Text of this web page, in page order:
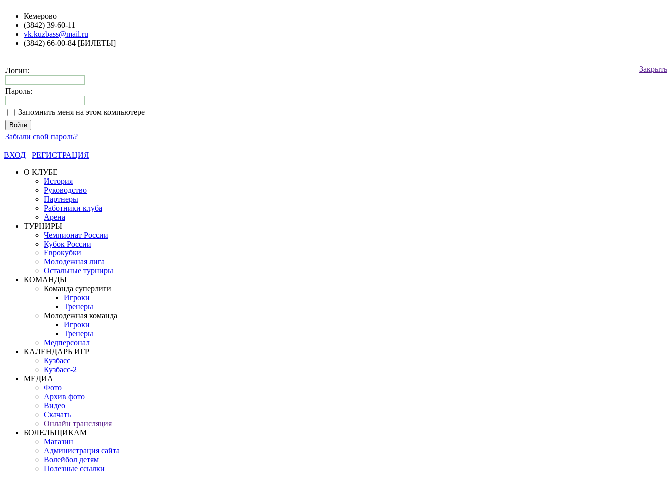
Кемерово
(3842) 39-60-11
vk.kuzbass@mail.ru
(3842) 66-00-84 [БИЛЕТЫ]
Закрыть
Логин:
Пароль:
Запомнить меня на этом компьютере
Забыли свой пароль?
ВХОД
РЕГИСТРАЦИЯ
О КЛУБЕ
История
Руководство
Партнеры
Работники клуба
Арена
ТУРНИРЫ
Чемпионат России
Кубок России
Еврокубки
Молодежная лига
Остальные турниры
КОМАНДЫ
Команда суперлиги
Игроки
Тренеры
Молодежная команда
Игроки
Тренеры
Медперсонал
КАЛЕНДАРЬ ИГР
Кузбасс
Кузбасс-2
МЕДИА
Фото
Архив фото
Видео
Скачать
Онлайн трансляция
БОЛЕЛЬЩИКАМ
Магазин
Администрация сайта
Волейбол детям
Полезные ссылки